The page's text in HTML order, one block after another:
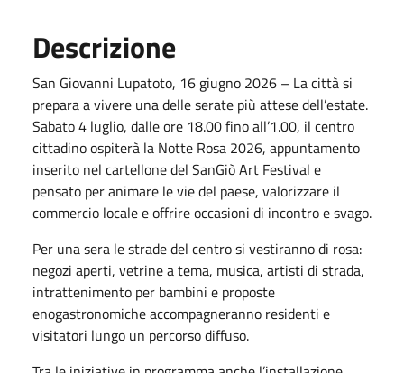
Descrizione
San Giovanni Lupatoto, 16 giugno 2026 – La città si
prepara a vivere una delle serate più attese dell’estate.
Sabato 4 luglio, dalle ore 18.00 fino all’1.00, il centro
cittadino ospiterà la Notte Rosa 2026, appuntamento
inserito nel cartellone del SanGiò Art Festival e
pensato per animare le vie del paese, valorizzare il
commercio locale e offrire occasioni di incontro e svago.
Per una sera le strade del centro si vestiranno di rosa:
negozi aperti, vetrine a tema, musica, artisti di strada,
intrattenimento per bambini e proposte
enogastronomiche accompagneranno residenti e
visitatori lungo un percorso diffuso.